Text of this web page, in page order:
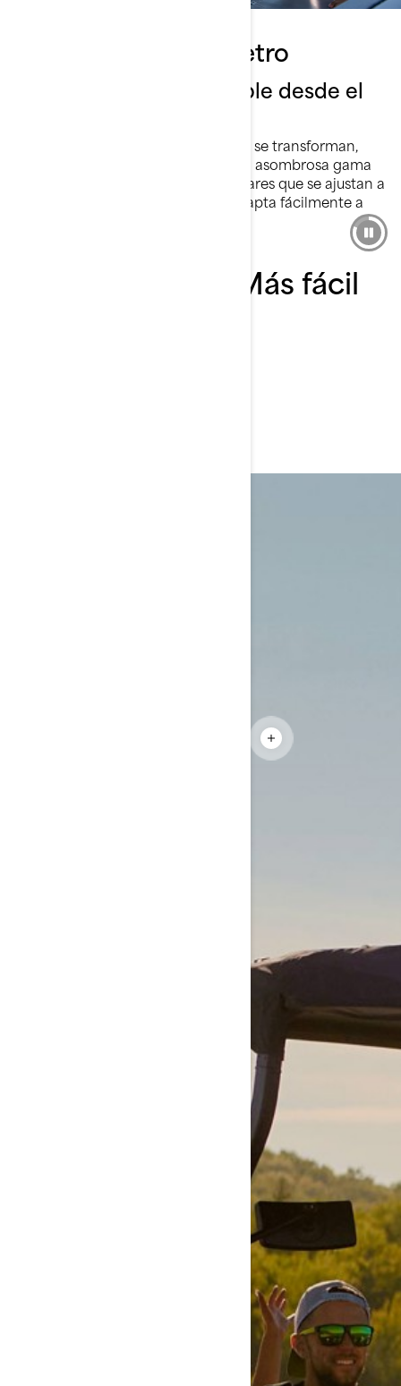
Ocupa cada centímetro
Totalmente personalizable desde el
Así como las familias y las aventuras se transforman,
también lo hace la Switch. Con una asombrosa gama
de accesorios innovadores y modulares que se ajustan a
las necesidades de tu familia, ¡se adapta fácilmente a
Fácil de atracar. Más fácil